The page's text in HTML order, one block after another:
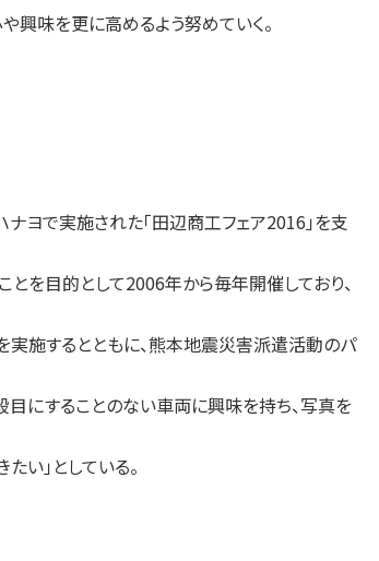
味を更に高めるよう努めていく。
ヨで実施された「田辺商工フェア2016」を支
を目的として2006年から毎年開催しており、
実施するとともに、熊本地震災害派遣活動のパ
にすることのない車両に興味を持ち、写真を
い」としている。